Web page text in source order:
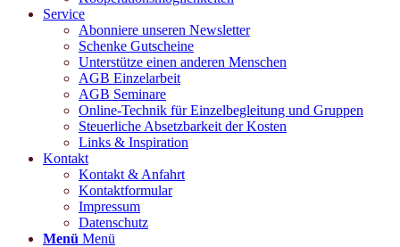
Service
Abonniere unseren Newsletter
Schenke Gutscheine
Unterstütze einen anderen Menschen
AGB Einzelarbeit
AGB Seminare
Online-Technik für Einzelbegleitung und Gruppen
Steuerliche Absetzbarkeit der Kosten
Links & Inspiration
Kontakt
Kontakt & Anfahrt
Kontaktformular
Impressum
Datenschutz
Menü Menü